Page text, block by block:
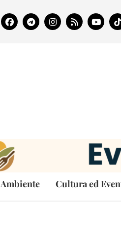
Ambiente Cultura ed